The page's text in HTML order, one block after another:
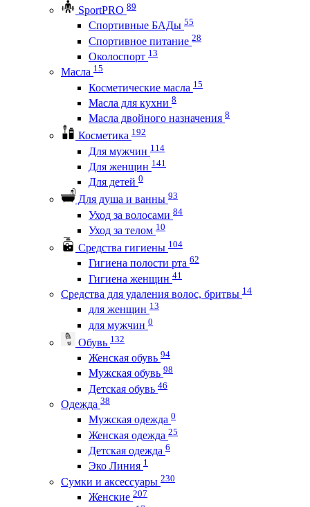
SportPRO 89
Спортивные БАДы 55
Спортивное питание 28
Околоспорт 13
Масла 15
Косметические масла 15
Масла для кухни 8
Масла двойного назначения 8
Косметика 192
Для мужчин 114
Для женщин 141
Для детей 0
Для душа и ванны 93
Уход за волосами 84
Уход за телом 10
Средства гигиены 104
Гигиена полости рта 62
Гигиена женщин 41
Средства для удаления волос, бритвы 14
для женщин 13
для мужчин 0
Обувь 132
Женская обувь 94
Мужская обувь 98
Детская обувь 46
Одежда 38
Мужская одежда 0
Женская одежда 25
Детская одежда 6
Эко Линия 1
Сумки и аксессуары 230
Женские 207